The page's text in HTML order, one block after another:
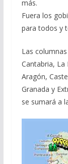
más.
Fuera los
para todos y
Las
Cantabria, La
Aragón,
Granada y
se sumará a